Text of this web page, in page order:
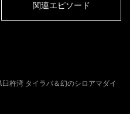
関連エピソード
臼杵湾 タイラバ＆幻のシロアマダイ